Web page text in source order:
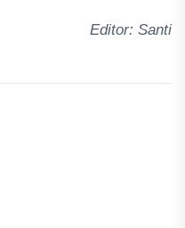
Editor: Santi